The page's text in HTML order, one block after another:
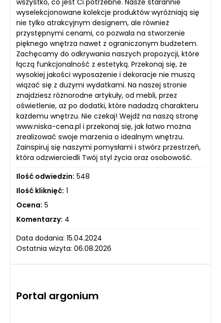
wszystko, co jest Ci potrzebne. Nasze starannie
wyselekcjonowane kolekcje produktów wyróżniają się
nie tylko atrakcyjnym designem, ale również
przystępnymi cenami, co pozwala na stworzenie
pięknego wnętrza nawet z ograniczonym budżetem.
Zachęcamy do odkrywania naszych propozycji, które
łączą funkcjonalność z estetyką. Przekonaj się, że
wysokiej jakości wyposażenie i dekoracje nie muszą
wiązać się z dużymi wydatkami. Na naszej stronie
znajdziesz różnorodne artykuły, od mebli, przez
oświetlenie, aż po dodatki, które nadadzą charakteru
każdemu wnętrzu. Nie czekaj! Wejdź na naszą stronę
www.niska-cena.pl i przekonaj się, jak łatwo można
zrealizować swoje marzenia o idealnym wnętrzu.
Zainspiruj się naszymi pomysłami i stwórz przestrzeń,
która odzwierciedli Twój styl życia oraz osobowość.
Ilość odwiedzin: 548
Ilość kliknięć: 1
Ocena: 5
Komentarzy: 4
Data dodania: 15.04.2024
Ostatnia wizyta: 06.08.2026
Portal argonium